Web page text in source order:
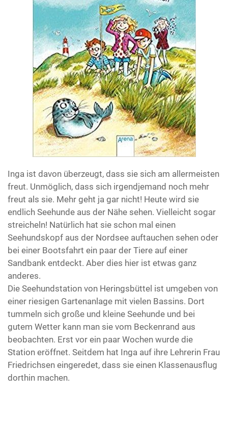
Inga ist davon überzeugt, dass sie sich am allermeisten
freut. Unmöglich, dass sich irgendjemand noch mehr
freut als sie. Mehr geht ja gar nicht! Heute wird sie
endlich Seehunde aus der Nähe sehen. Vielleicht sogar
streicheln! Natürlich hat sie schon mal einen
Seehundskopf aus der Nordsee auftauchen sehen oder
bei einer Bootsfahrt ein paar der Tiere auf einer
Sandbank entdeckt. Aber dies hier ist etwas ganz
anderes.
Die Seehundstation von Heringsbüttel ist umgeben von
einer riesigen Gartenanlage mit vielen Bassins. Dort
tummeln sich große und kleine Seehunde und bei
gutem Wetter kann man sie vom Beckenrand aus
beobachten. Erst vor ein paar Wochen wurde die
Station eröffnet. Seitdem hat Inga auf ihre Lehrerin Frau
Friedrichsen eingeredet, dass sie einen Klassenausflug
dorthin machen.